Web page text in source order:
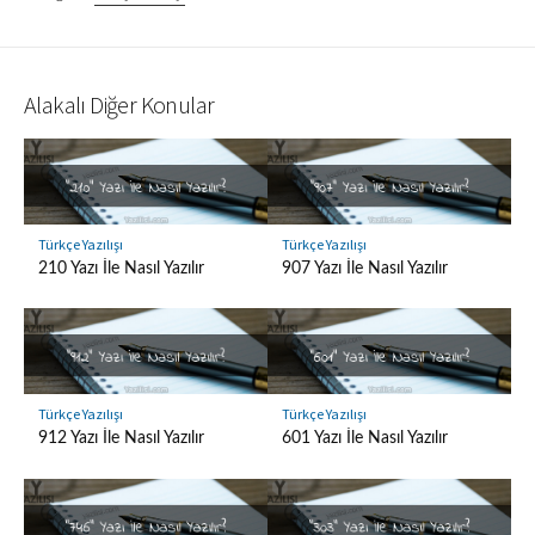
Alakalı Diğer Konular
Türkçe Yazılışı
210 Yazı İle Nasıl Yazılır
Türkçe Yazılışı
907 Yazı İle Nasıl Yazılır
Türkçe Yazılışı
912 Yazı İle Nasıl Yazılır
Türkçe Yazılışı
601 Yazı İle Nasıl Yazılır